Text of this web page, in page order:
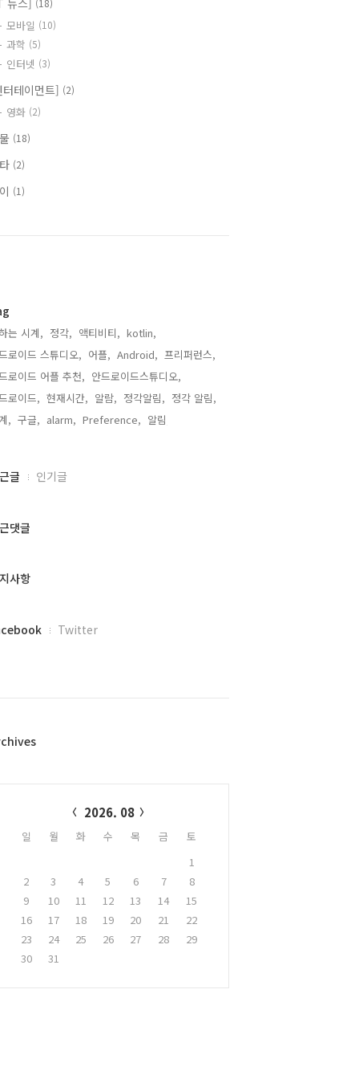
뉴스] (18)
모바일 (10)
과학 (5)
인터넷 (3)
터테이먼트] (2)
영화 (2)
(18)
(2)
(1)
는 시계, 정각, 액티비티, kotlin,
로이드 스튜디오, 어플, Android, 프리퍼런스,
로이드 어플 추천, 안드로이드스튜디오,
로이드, 현재시간, 알람, 정각알림, 정각 알림,
, 구글, alarm, Preference, 알림,
글 인기글
댓글
사항
Twitter
2026. 08
일 월 화 수 목 금
토
1
2
3 4 5 6 7
8
9
10 11 12 13 14
15
16
17 18 19 20 21
22
23
24 25 26 27 28
29
30
31